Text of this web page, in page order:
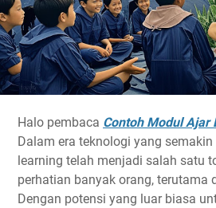
Halo pembaca Contoh Modul Ajar
Dalam era teknologi yang
learning telah menjadi salah satu
perhatian banyak orang, terutama
Dengan potensi yang luar biasa